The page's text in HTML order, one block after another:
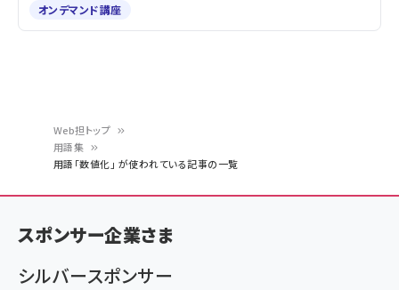
ン
く
ず
Web担トップ
用語集
用語「数値化」 が使われている記事の一覧
オンデマンド講座
スポンサー企業さま
シルバースポンサー